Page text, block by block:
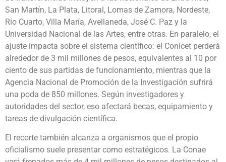
San Martín, La Plata, Litoral, Lomas de Zamora, Nordeste,
Río Cuarto, Villa María, Avellaneda, José C. Paz y la
Universidad Nacional de las Artes, entre otras. En paralelo, el
ajuste impacta sobre el sistema científico: el Conicet perderá
alrededor de 3 mil millones de pesos, equivalentes al 10 por
ciento de sus partidas de funcionamiento, mientras que la
Agencia Nacional de Promoción de la Investigación sufrirá
una poda de 850 millones. Según investigadores y
autoridades del sector, eso afectará becas, equipamiento y
tareas de divulgación científica.
El recorte también alcanza a organismos que el propio
oficialismo suele presentar como estratégicos. La Conae